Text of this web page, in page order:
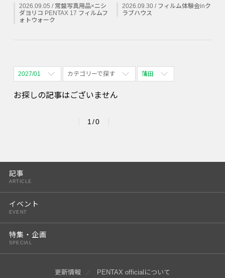
2026.09.05 / 常盤写真用品×ニシ
ダヨリコ PENTAX 17 フィルムフ
ォトウォーク
2026.09.30 / フィルム体験会inク
ラブハウス
2027/01
全期間
2026/11
2027/01
2027/03
カテゴリーで探す
全て表示
蒲田
お探しの記事はございません
1/0
記事
ARTICLE
イベント
EVENT
特集・企画
SPECIAL
更新情報 PENTAX officialについて